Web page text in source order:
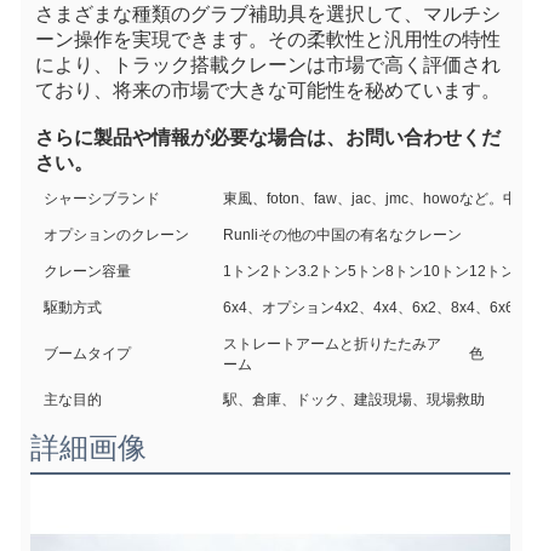
さまざまな種類のグラブ補助具を選択して、マルチシ
ーン操作を実現できます。その柔軟性と汎用性の特性
により、トラック搭載クレーンは市場で高く評価され
ており、将来の市場で大きな可能性を秘めています。
さらに製品や情報が必要な場合は、お問い合わせくだ
さい。
シャーシブランド 東風、foton、faw、jac、jmc、howoなど。中国
オプションのクレーン Runliその他の中国の有名なクレーン
クレーン容量 1トン2トン3.2トン5トン8トン10トン12トン16
駆動方式 6x4、オプション4x2、4x4、6x2、8x4、6x6オ
ブームタイプ
ストレートアームと折りたたみア
ーム
色
主な目的 駅、倉庫、ドック、建設現場、現場救助
詳細画像